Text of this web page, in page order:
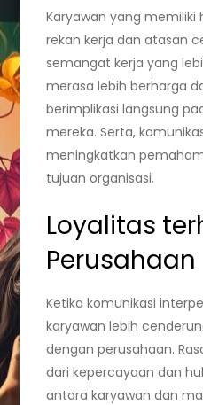
Karyawan yang memiliki
rekan kerja dan atasan
semangat kerja yang
merasa lebih berharga
berimplikasi langsung
mereka. Serta,
meningkatkan
tujuan organisasi.
Loyalitas
Perusahaan
Ketika komunikasi
karyawan lebih
dengan perusahaan.
dari kepercayaan dan
antara karyawan dan